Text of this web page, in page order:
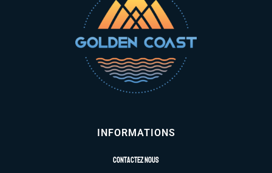
INFORMATIONS
Contactez nous